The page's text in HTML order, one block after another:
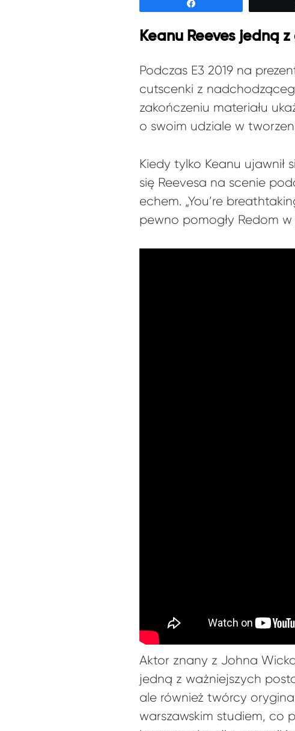
Keanu Reeves jedną
Podczas E3 2019 na
cutscenki z
zakończeniu materiału
o swoim udziale w
Kiedy tylko Keanu ujawnił
się Reevesa na scenie
echem. „You’re
pewno pomogły Redom
Aktor znany z Johna
jedną z ważniejszych
ale również twórcy
warszawskim studiem, co